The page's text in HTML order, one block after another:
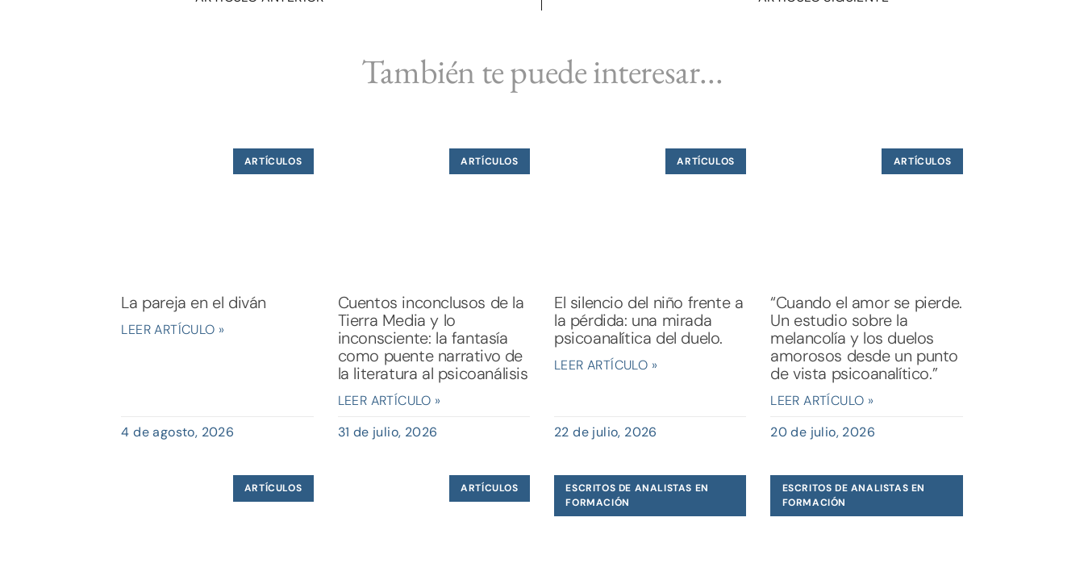
También te puede interesar...
ARTÍCULOS
La pareja en el diván
LEER ARTÍCULO »
4 de agosto, 2026
ARTÍCULOS
Cuentos inconclusos de la
Tierra Media y lo
inconsciente: la fantasía
como puente narrativo de
la literatura al psicoanálisis
LEER ARTÍCULO »
31 de julio, 2026
ARTÍCULOS
El silencio del niño frente a
la pérdida: una mirada
psicoanalítica del duelo.
LEER ARTÍCULO »
22 de julio, 2026
ARTÍCULOS
“Cuando el amor se pierde.
Un estudio sobre la
melancolía y los duelos
amorosos desde un punto
de vista psicoanalítico.”
LEER ARTÍCULO »
20 de julio, 2026
ARTÍCULOS ARTÍCULOS
ESCRITOS DE ANALISTAS EN
FORMACIÓN
ESCRITOS DE ANALISTAS EN
FORMACIÓN